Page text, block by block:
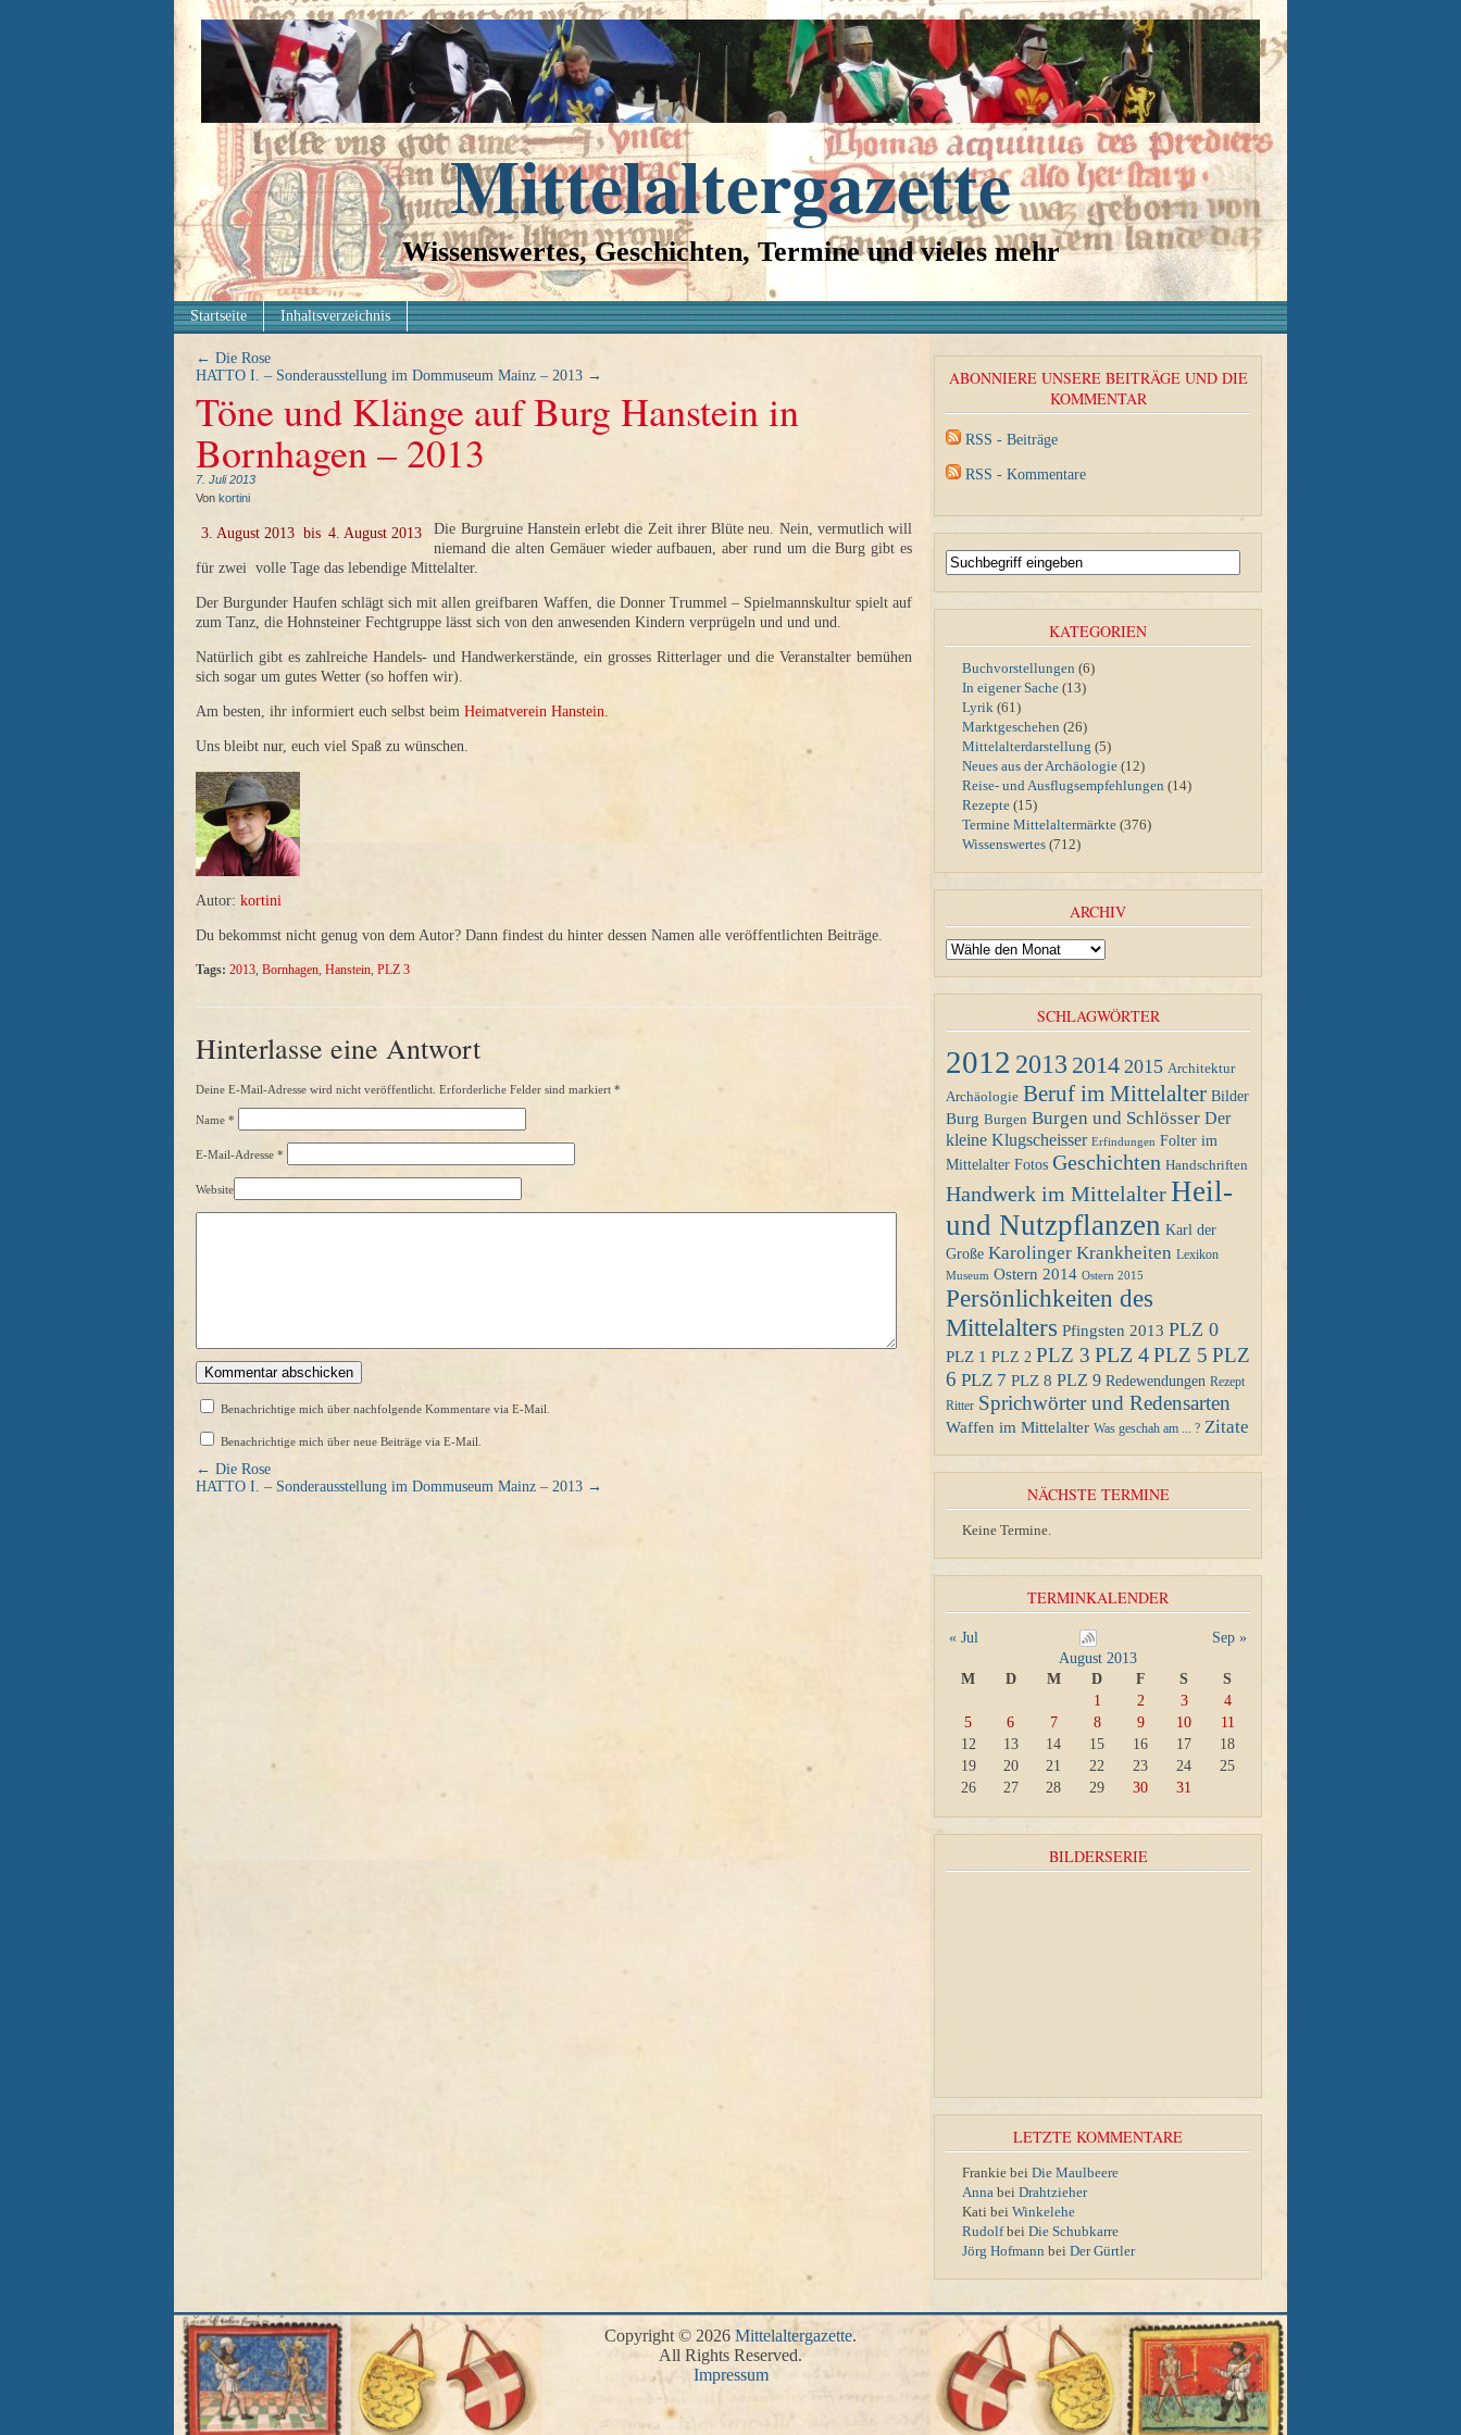
Mittelaltergazette
Wissenswertes, Geschichten, Termine und vieles mehr
Startseite Inhaltsverzeichnis
← Die Rose
HATTO I. – Sonderausstellung im Dommuseum Mainz – 2013 →
Töne und Klänge auf Burg Hanstein in
Bornhagen – 2013
7. Juli 2013
Von kortini
3. August 2013 bis 4. August 2013
Die Burgruine Hanstein erlebt die Zeit ihrer Blüte neu. Nein, vermutlich will
niemand die alten Gemäuer wieder aufbauen, aber rund um die Burg gibt es
für zwei volle Tage das lebendige Mittelalter.
Der Burgunder Haufen schlägt sich mit allen greifbaren Waffen, die Donner Trummel – Spielmannskultur spielt auf
zum Tanz, die Hohnsteiner Fechtgruppe lässt sich von den anwesenden Kindern verprügeln und und und.
Natürlich gibt es zahlreiche Handels- und Handwerkerstände, ein grosses Ritterlager und die Veranstalter bemühen
sich sogar um gutes Wetter (so hoffen wir).
Am besten, ihr informiert euch selbst beim Heimatverein Hanstein.
Uns bleibt nur, euch viel Spaß zu wünschen.
Autor: kortini
Du bekommst nicht genug von dem Autor? Dann findest du hinter dessen Namen alle veröffentlichten Beiträge.
Tags: 2013, Bornhagen, Hanstein, PLZ 3
Hinterlasse eine Antwort
Deine E-Mail-Adresse wird nicht veröffentlicht. Erforderliche Felder sind markiert *
Name *
E-Mail-Adresse *
Website
Benachrichtige mich über nachfolgende Kommentare via E-Mail.
Benachrichtige mich über neue Beiträge via E-Mail.
← Die Rose
HATTO I. – Sonderausstellung im Dommuseum Mainz – 2013 →
ABONNIERE UNSERE BEITRÄGE UND DIE
KOMMENTAR
RSS - Beiträge
RSS - Kommentare
KATEGORIEN
Buchvorstellungen (6)
In eigener Sache (13)
Lyrik (61)
Marktgeschehen (26)
Mittelalterdarstellung (5)
Neues aus der Archäologie (12)
Reise- und Ausflugsempfehlungen (14)
Rezepte (15)
Termine Mittelaltermärkte (376)
Wissenswertes (712)
ARCHIV
SCHLAGWÖRTER
2012 2013 2014 2015 Architektur
Archäologie Beruf im Mittelalter Bilder
Burg Burgen Burgen und Schlösser Der
kleine Klugscheisser Erfindungen Folter im
Mittelalter Fotos Geschichten Handschriften
Handwerk im MittelalterHeil-
und Nutzpflanzen Karl der
Große Karolinger Krankheiten Lexikon
Museum Ostern 2014 Ostern 2015
Persönlichkeiten des
Mittelalters Pfingsten 2013 PLZ 0
PLZ 1 PLZ 2 PLZ 3 PLZ 4PLZ 5 PLZ
6 PLZ 7 PLZ 8 PLZ 9 Redewendungen Rezept
Ritter Sprichwörter und Redensarten
Waffen im Mittelalter Was geschah am ... ? Zitate
NÄCHSTE TERMINE
Keine Termine.
TERMINKALENDER
« Jul
Sep »
August 2013
M
D M D F S
S
1
2 3
4
5
6 7 8 9 10
11
12
13 14 15 16 17
18
19
20 21 22 23 24
25
26
27 28 29 30 31
BILDERSERIE
LETZTE KOMMENTARE
Frankie bei Die Maulbeere
Anna bei Drahtzieher
Kati bei Winkelehe
Rudolfbei Die Schubkarre
Jörg Hofmann bei Der Gürtler
Copyright © 2026 Mittelaltergazette.
All Rights Reserved.
Impressum